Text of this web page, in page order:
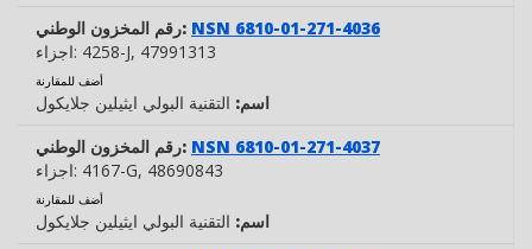
رقم المخزون الوطني: NSN 6810-01-271-4036
اجزاء: 4258-J, 47991313
أضف للمقارنة
اسم: التقنية البولي ايثيلين جلايكول
رقم المخزون الوطني: NSN 6810-01-271-4037
اجزاء: 4167-G, 48690843
أضف للمقارنة
اسم: التقنية البولي ايثيلين جلايكول